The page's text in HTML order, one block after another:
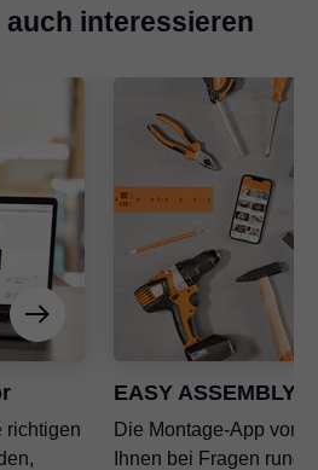
auch interessieren
richtigen
EASY ASSEMBLY-
Die Montage-App von
Ihnen bei Fragen rund